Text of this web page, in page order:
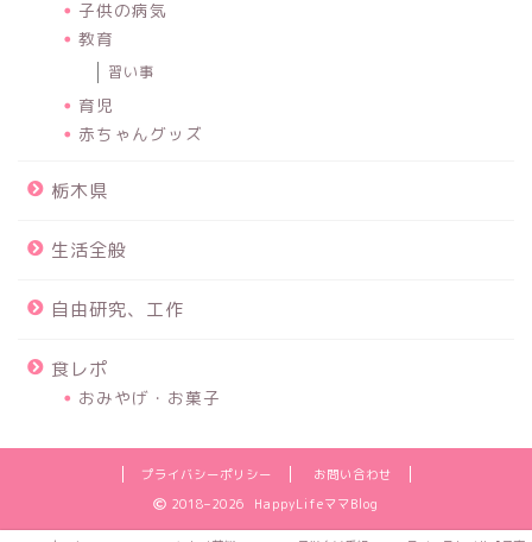
子供の病気
教育
習い事
育児
赤ちゃんグッズ
栃木県
生活全般
自由研究、工作
食レポ
おみやげ・お菓子
プライバシーポリシー
お問い合わせ
2018–2026 HappyLifeママBlog